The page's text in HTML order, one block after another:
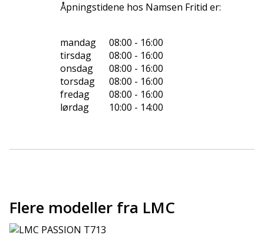
Åpningstidene hos Namsen Fritid er:
mandag
08:00 - 16:00
tirsdag
08:00 - 16:00
onsdag
08:00 - 16:00
torsdag
08:00 - 16:00
fredag
08:00 - 16:00
lørdag
10:00 - 14:00
Flere modeller fra LMC